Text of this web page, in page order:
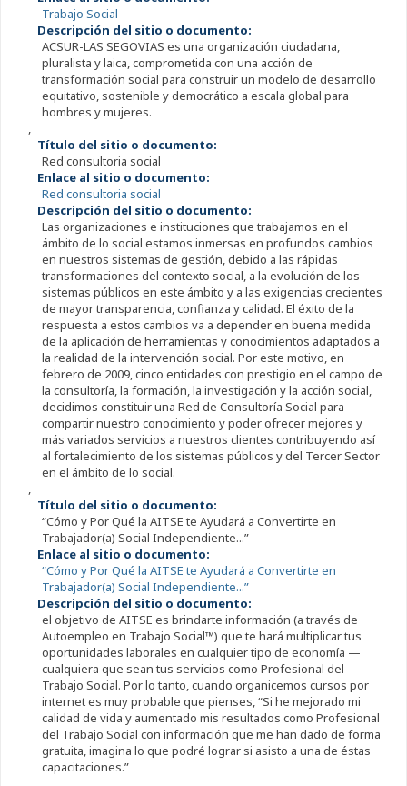
Trabajo Social
Descripción del sitio o documento:
ACSUR-LAS SEGOVIAS es una organización ciudadana,
pluralista y laica, comprometida con una acción de
transformación social para construir un modelo de desarrollo
equitativo, sostenible y democrático a escala global para
hombres y mujeres.
,
Título del sitio o documento:
Red consultoria social
Enlace al sitio o documento:
Red consultoria social
Descripción del sitio o documento:
Las organizaciones e instituciones que trabajamos en el
ámbito de lo social estamos inmersas en profundos cambios
en nuestros sistemas de gestión, debido a las rápidas
transformaciones del contexto social, a la evolución de los
sistemas públicos en este ámbito y a las exigencias crecientes
de mayor transparencia, confianza y calidad. El éxito de la
respuesta a estos cambios va a depender en buena medida
de la aplicación de herramientas y conocimientos adaptados a
la realidad de la intervención social. Por este motivo, en
febrero de 2009, cinco entidades con prestigio en el campo de
la consultoría, la formación, la investigación y la acción social,
decidimos constituir una Red de Consultoría Social para
compartir nuestro conocimiento y poder ofrecer mejores y
más variados servicios a nuestros clientes contribuyendo así
al fortalecimiento de los sistemas públicos y del Tercer Sector
en el ámbito de lo social.
,
Título del sitio o documento:
“Cómo y Por Qué la AITSE te Ayudará a Convertirte en
Trabajador(a) Social Independiente...”
Enlace al sitio o documento:
“Cómo y Por Qué la AITSE te Ayudará a Convertirte en
Trabajador(a) Social Independiente...”
Descripción del sitio o documento:
el objetivo de AITSE es brindarte información (a través de
Autoempleo en Trabajo Social™) que te hará multiplicar tus
oportunidades laborales en cualquier tipo de economía —
cualquiera que sean tus servicios como Profesional del
Trabajo Social. Por lo tanto, cuando organicemos cursos por
internet es muy probable que pienses, “Si he mejorado mi
calidad de vida y aumentado mis resultados como Profesional
del Trabajo Social con información que me han dado de forma
gratuita, imagina lo que podré lograr si asisto a una de éstas
capacitaciones.”